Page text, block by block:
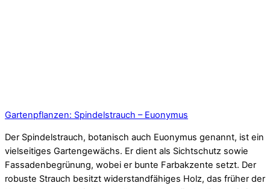
Gartenpflanzen: Spindelstrauch – Euonymus
Der Spindelstrauch, botanisch auch Euonymus genannt, ist ein
vielseitiges Gartengewächs. Er dient als Sichtschutz sowie
Fassadenbegrünung, wobei er bunte Farbakzente setzt. Der
robuste Strauch besitzt widerstandfähiges Holz, das früher der